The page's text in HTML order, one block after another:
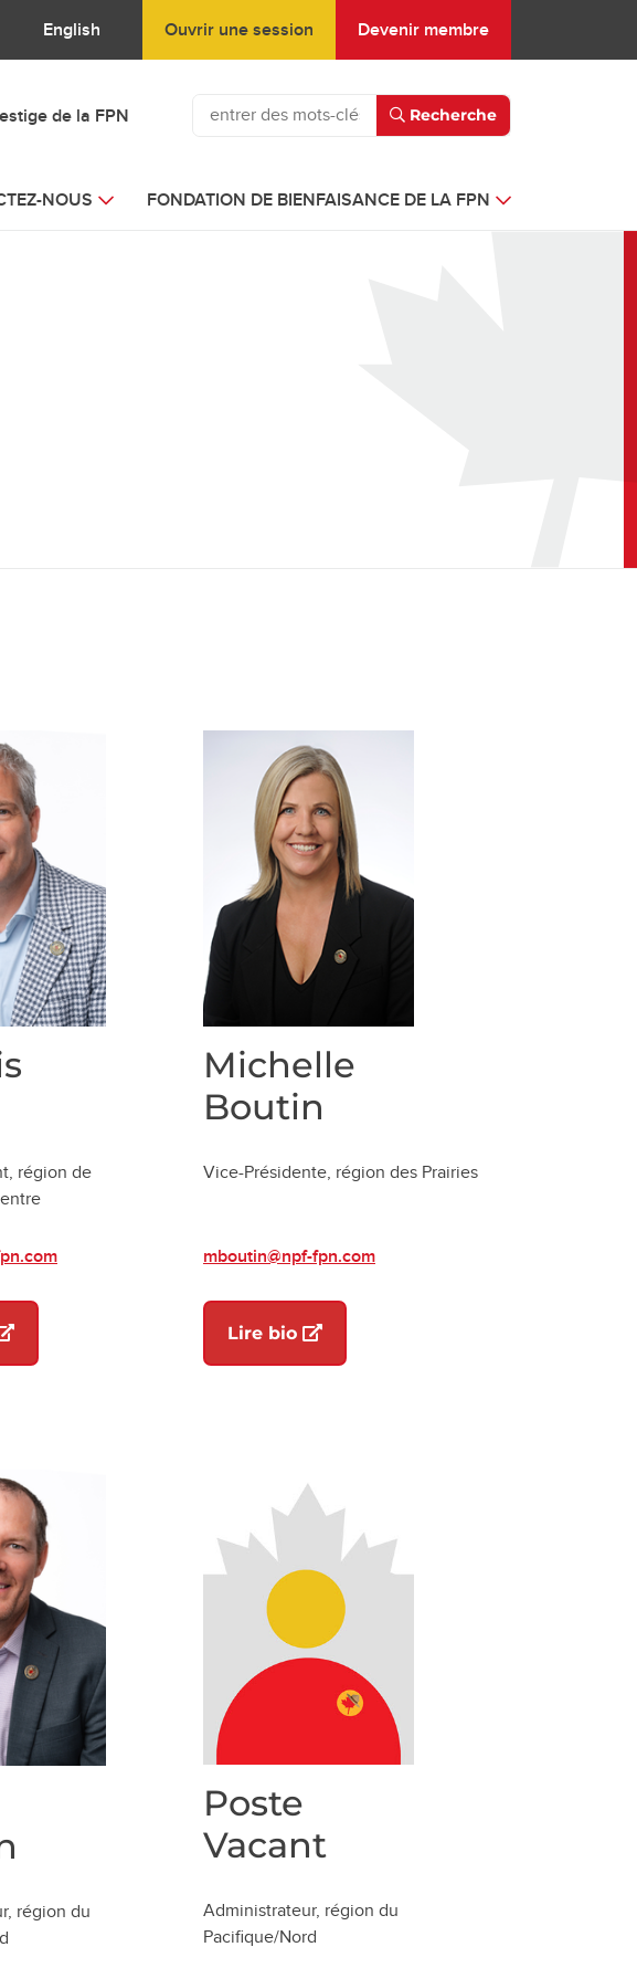
English Ouvrir une session Devenir membre
de la FPN Recherche
NOUS FONDATION DE BIENFAISANCE DE LA FPN
région de
dans un nouvel onglet)
Michelle
Boutin
Vice-Présidente, région des Prairies
mboutin@npf-fpn.com
Lire bio (ouvre dans un nouvel onglet)
région du
Poste
Vacant
Administrateur, région du
Pacifique/Nord